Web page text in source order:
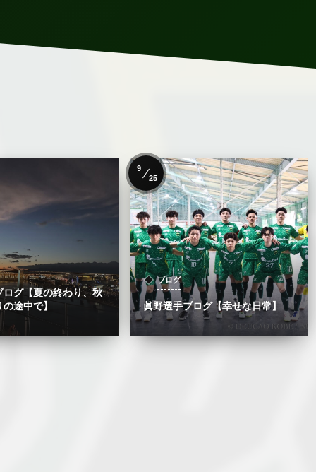
ログ【夏の終わり、秋
途中で】
ブログ
眞野選手ブログ【幸せな日常】
9
25